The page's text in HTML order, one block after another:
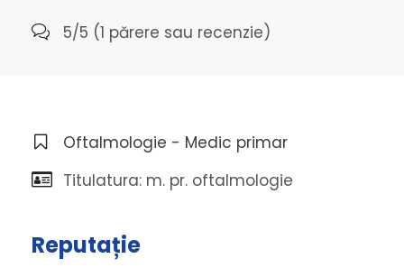
5/5 (1 părere sau recenzie)
Oftalmologie - Medic primar
Titulatura: m. pr. oftalmologie
Reputație